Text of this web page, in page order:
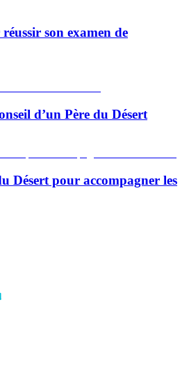
son examen de
d’un Père du Désert
Désert pour accompagner les